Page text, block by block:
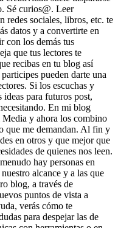
Sé curios@. Leer
redes sociales, libros, etc. te
datos y a convertirte en
con los demás tus
que tus lectores te
recibas en tu blog así
pueden darte una
Si los escuchas y
ideas para futuros post,
En mi blog
Media y ahora los combino
que me demandan. Al fin y
en otros y que mejor que
de quienes nos leen.
hay personas en
alcance y a las que
blog, a través de
puntos de vista a
verás cómo te
para despejar las de